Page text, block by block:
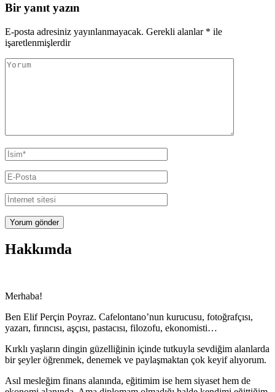
Bir yanıt yazın
E-posta adresiniz yayınlanmayacak. Gerekli alanlar * ile
işaretlenmişlerdir
Yorum
Ad
Soyad
E-
posta
İnternet
sitesi
Hakkımda
Merhaba!
Ben Elif Perçin Poyraz. Cafelontano’nun kurucusu, fotoğrafçısı,
yazarı, fırıncısı, aşçısı, pastacısı, filozofu, ekonomisti…
Kırklı yaşların dingin güzelliğinin içinde tutkuyla sevdiğim alanlarda
bir şeyler öğrenmek, denemek ve paylaşmaktan çok keyif alıyorum.
Asıl mesleğim finans alanında, eğitimim ise hem siyaset hem de